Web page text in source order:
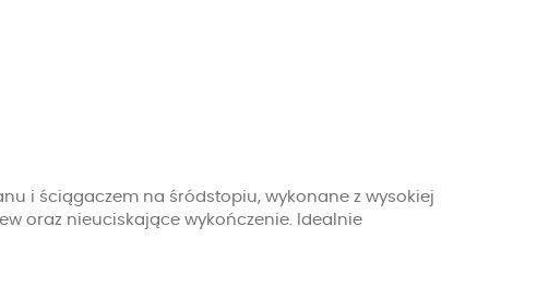
i ściągaczem na śródstopiu, wykonane z wysokiej
oraz nieuciskające wykończenie. Idealnie